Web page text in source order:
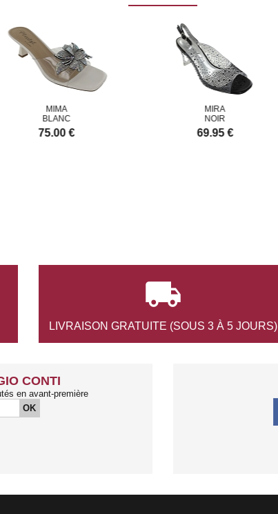
75.00 € 69.95 €

LIVRAISON GRATUITE (SOUS 3 À 5 JOURS)
CONTI
en avant-première
OK